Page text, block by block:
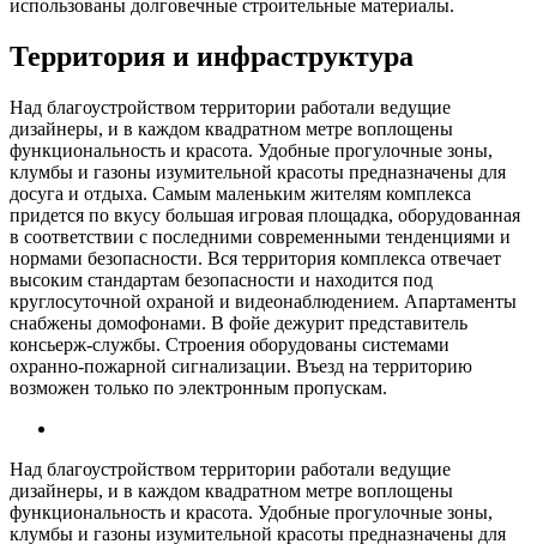
использованы долговечные строительные материалы.
Территория и инфраструктура
Над благоустройством территории работали ведущие
дизайнеры, и в каждом квадратном метре воплощены
функциональность и красота. Удобные прогулочные зоны,
клумбы и газоны изумительной красоты предназначены для
досуга и отдыха. Самым маленьким жителям комплекса
придется по вкусу большая игровая площадка, оборудованная
в соответствии с последними современными тенденциями и
нормами безопасности. Вся территория комплекса отвечает
высоким стандартам безопасности и находится под
круглосуточной охраной и видеонаблюдением. Апартаменты
снабжены домофонами. В фойе дежурит представитель
консьерж-службы. Строения оборудованы системами
охранно-пожарной сигнализации. Въезд на территорию
возможен только по электронным пропускам.
Над благоустройством территории работали ведущие
дизайнеры, и в каждом квадратном метре воплощены
функциональность и красота. Удобные прогулочные зоны,
клумбы и газоны изумительной красоты предназначены для